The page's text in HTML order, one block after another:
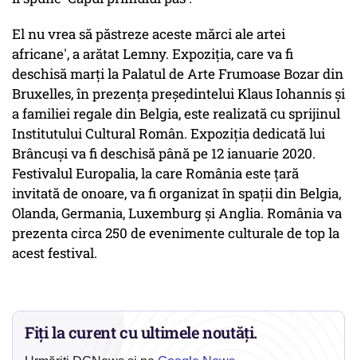
El nu vrea să păstreze aceste mărci ale artei
africane', a arătat Lemny. Expoziţia, care va fi
deschisă marţi la Palatul de Arte Frumoase Bozar din
Bruxelles, în prezenţa preşedintelui Klaus Iohannis şi
a familiei regale din Belgia, este realizată cu sprijinul
Institutului Cultural Român. Expoziţia dedicată lui
Brâncuşi va fi deschisă până pe 12 ianuarie 2020.
Festivalul Europalia, la care România este ţară
invitată de onoare, va fi organizat în spaţii din Belgia,
Olanda, Germania, Luxemburg şi Anglia. România va
prezenta circa 250 de evenimente culturale de top la
acest festival.
Fiți la curent cu ultimele noutăți.